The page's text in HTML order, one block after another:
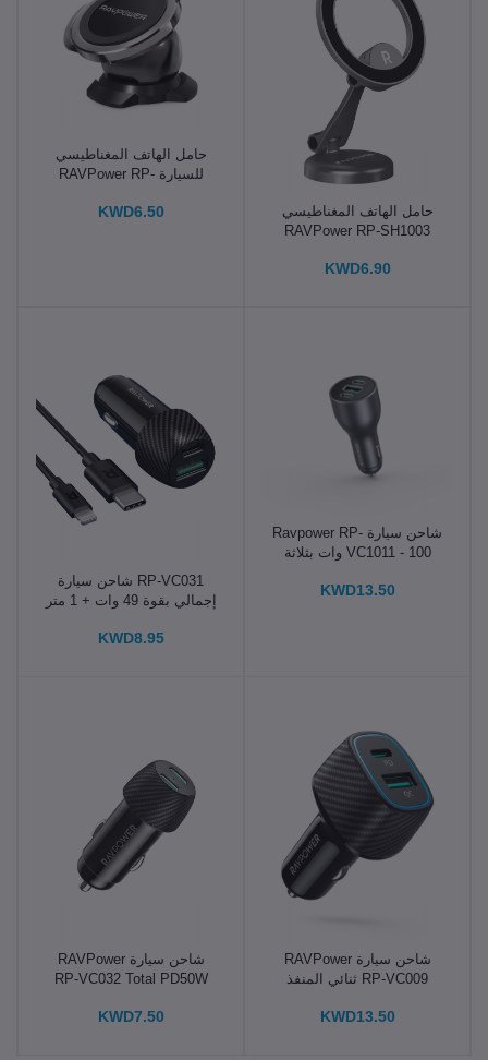
حامل الهاتف المغناطيسي
RAVPower RP-SH1003
KWD6.90
حامل الهاتف المغناطيسي
للسيارة RAVPower RP-
KWD6.50
شاحن سيارة Ravpower RP-
VC1011 - 100 وات بثلاثة
KWD13.50
RP-VC031 شاحن سيارة
إجمالي بقوة 49 وات + 1 متر
KWD8.95
شاحن سيارة RAVPower
RP-VC009 ثنائي المنفذ
PD30W + QC3.0، أسود،KWD13.50
شاحن سيارة RAVPower
RP-VC032 Total PD50W
KWD7.50